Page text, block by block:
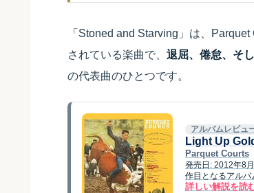
「Stoned and Starving」は、
されている楽曲で、 退屈、倦怠、そ
の代表曲のひとつです。
アルバムレビュ
Light Up
Parquet Courts
発売日: 2012年8
作目となるアル
詳しい解説を読